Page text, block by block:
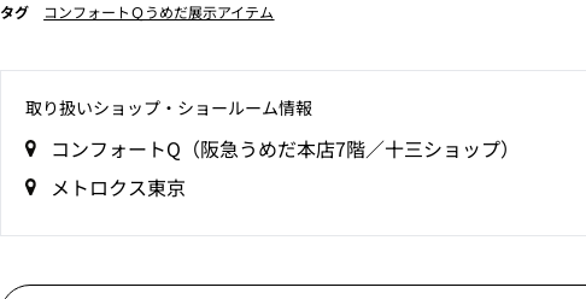
タグ コンフォートＱうめだ展示アイテム
取り扱いショップ‧ショールーム情報
コンフォートQ（阪急うめだ本店7階／十三ショップ）
メトロクス東京